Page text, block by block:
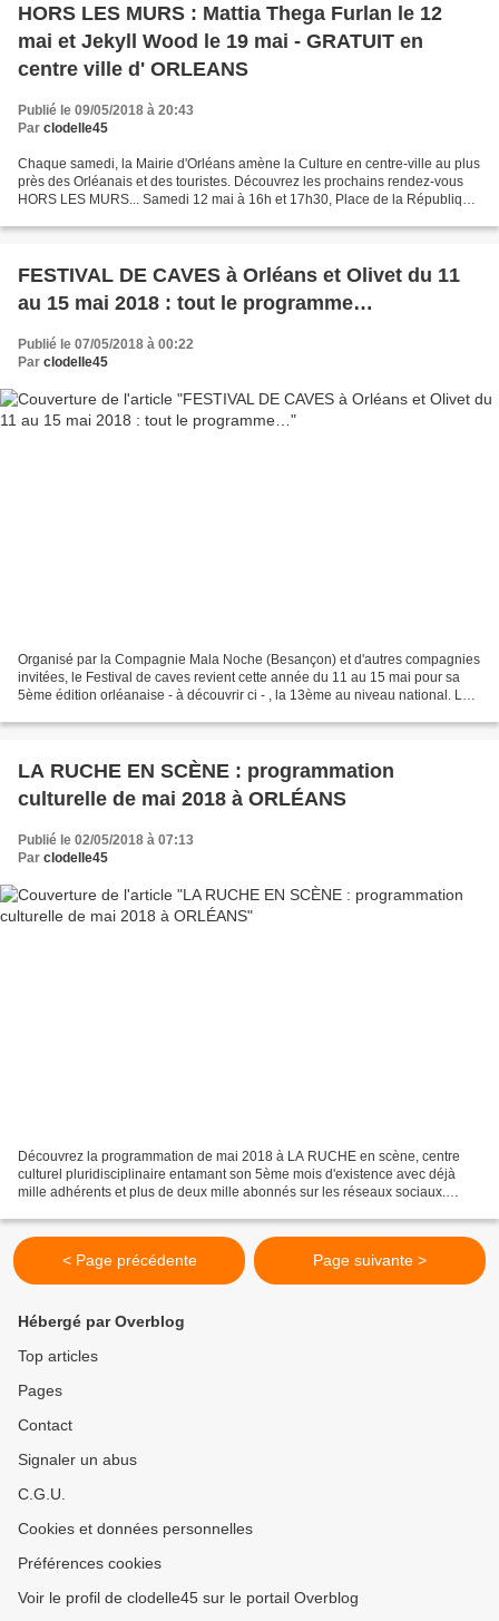
HORS LES MURS : Mattia Thega Furlan le 12
mai et Jekyll Wood le 19 mai - GRATUIT en
centre ville d' ORLEANS
Publié le 09/05/2018 à 20:43
Par clodelle45
Chaque samedi, la Mairie d'Orléans amène la Culture en centre-ville au plus
près des Orléanais et des touristes. Découvrez les prochains rendez-vous
HORS LES MURS... Samedi 12 mai à 16h et 17h30, Place de la République
FESTIVAL DE CAVES à Orléans et Olivet du 11
au 15 mai 2018 : tout le programme…
Publié le 07/05/2018 à 00:22
Par clodelle45
Organisé par la Compagnie Mala Noche (Besançon) et d'autres compagnies
invitées, le Festival de caves revient cette année du 11 au 15 mai pour sa
5ème édition orléanaise - à découvrir ci - , la 13ème au niveau national. Les
LA RUCHE EN SCÈNE : programmation
culturelle de mai 2018 à ORLÉANS
Publié le 02/05/2018 à 07:13
Par clodelle45
Découvrez la programmation de mai 2018 à LA RUCHE en scène, centre
culturel pluridisciplinaire entamant son 5ème mois d'existence avec déjà
mille adhérents et plus de deux mille abonnés sur les réseaux sociaux.
< Page précédente Page suivante >
Hébergé par Overblog
Top articles
Pages
Contact
Signaler un abus
C.G.U.
Cookies et données personnelles
Préférences cookies
Voir le profil de clodelle45 sur le portail Overblog